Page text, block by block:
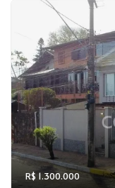
R$ 1.300.000